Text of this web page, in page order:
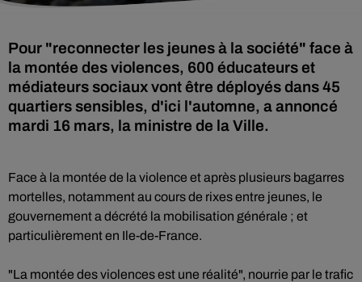
Pour "reconnecter les jeunes à la société" face à
la montée des violences, 600 éducateurs et
médiateurs sociaux vont être déployés dans 45
quartiers sensibles, d'ici l'automne, a annoncé
mardi 16 mars, la ministre de la Ville.
Face à la montée de la violence et après plusieurs bagarres
mortelles, notamment au cours de rixes entre jeunes, le
gouvernement a décrété la mobilisation générale ; et
particulièrement en Ile-de-France.
"La montée des violences est une réalité", nourrie par le trafic